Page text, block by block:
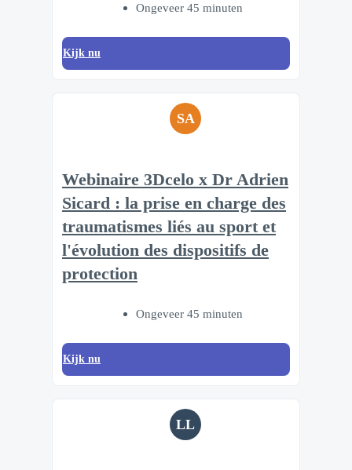
Ongeveer 45 minuten
Kijk nu
SA
Webinaire 3Dcelo x Dr Adrien
Sicard : la prise en charge des
traumatismes liés au sport et
l'évolution des dispositifs de
protection
Ongeveer 45 minuten
Kijk nu
LL